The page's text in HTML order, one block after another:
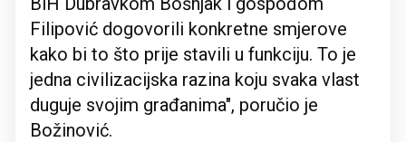
Filipović dogovorili konkretne smjerove
kako bi to što prije stavili u funkciju. To je
jedna civilizacijska razina koju svaka vlast
duguje svojim građanima", poručio je
Božinović.